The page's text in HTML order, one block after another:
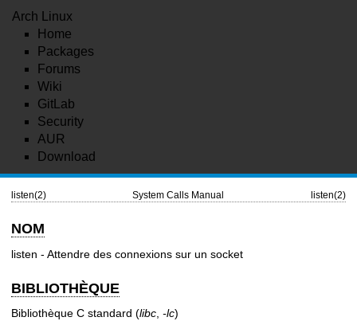
Arch Linux
Home
Packages
Forums
Wiki
GitLab
Security
AUR
Download
listen(2) System Calls Manual listen(2)
NOM
listen - Attendre des connexions sur un socket
BIBLIOTHÈQUE
Bibliothèque C standard (libc -lc)